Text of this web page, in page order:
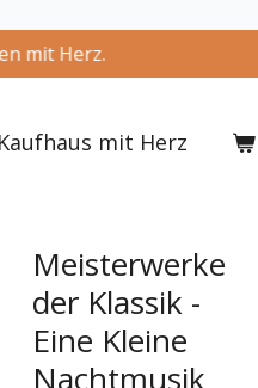
mit Herz.
mit Herz
Meisterwerke
der Klassik -
Eine Kleine
Nachtmusik